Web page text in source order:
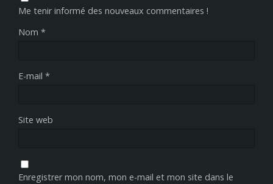
Me tenir informé des nouveaux commentaires !
Nom *
E-mail *
Site web
Enregistrer mon nom, mon e-mail et mon site dans le